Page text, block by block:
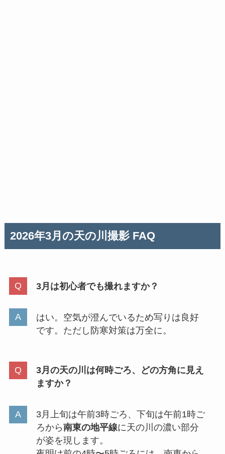
2026年3月の天の川撮影 FAQ
3月は初心者でも撮れますか？
はい。空気が澄んでいるため写りは良好
です。ただし防寒対策は万全に。
3月の天の川は何時ごろ、どの方角に見え
ますか？
3月上旬は午前3時ごろ、下旬は午前1時ご
ろから南東の地平線に天の川の濃い部分
が姿を現します。